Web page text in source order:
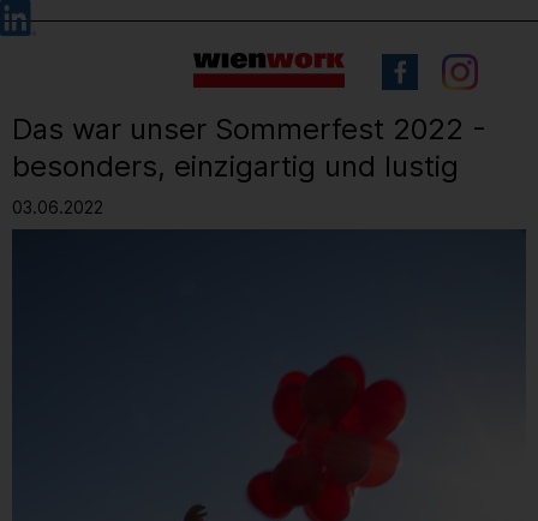
Barrierefreie
Bedienung
Sprachauswahl
Das war unser Sommerfest 2022 -
besonders, einzigartig und lustig
03.06.2022